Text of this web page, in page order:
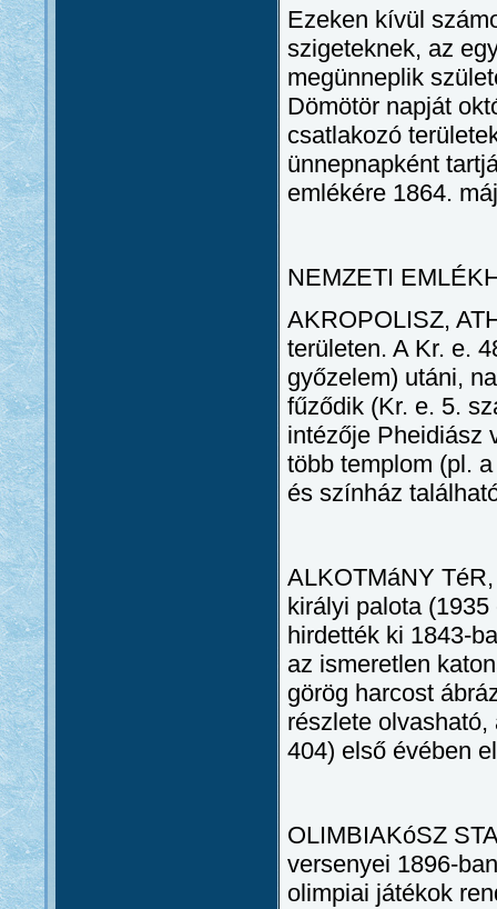
Ezeken kívül
szigeteknek, az
megünneplik
Dömötör napját
csatlakozó
ünnepnapként
emlékére 1864.
NEMZETI
AKROPOLISZ,
területen. A Kr. e.
győzelem) utáni,
fűződik (Kr. e. 5.
intézője Pheidiász
több templom (pl.
és színház
ALKOTMáNY
királyi palota
hirdették ki 1843-
az ismeretlen
görög harcost
részlete
404) első évében
OLIMBIAKóSZ
versenyei 1896-
olimpiai játékok